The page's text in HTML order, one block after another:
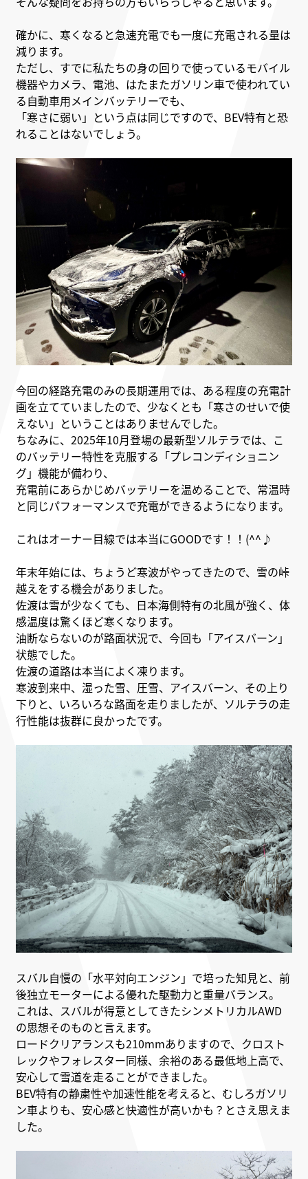
確かに、寒くなると急速充電でも一度に充電される量は
減ります。
ただし、すでに私たちの身の回りで使っているモバイル
機器やカメラ、電池、はたまたガソリン車で使われてい
る自動車用メインバッテリーでも、
「寒さに弱い」という点は同じですので、BEV特有と恐
れることはないでしょう。
今回の経路充電のみの長期運用では、ある程度の充電計
画を立てていましたので、少なくとも「寒さのせいで使
えない」ということはありませんでした。
ちなみに、2025年10月登場の最新型ソルテラでは、こ
のバッテリー特性を克服する「プレコンディショニン
グ」機能が備わり、
充電前にあらかじめバッテリーを温めることで、常温時
と同じパフォーマンスで充電ができるようになります。
これはオーナー目線では本当にGOODです！！(^^♪
年末年始には、ちょうど寒波がやってきたので、雪の峠
越えをする機会がありました。
佐渡は雪が少なくても、日本海側特有の北風が強く、体
感温度は驚くほど寒くなります。
油断ならないのが路面状況で、今回も「アイスバーン」
状態でした。
佐渡の道路は本当によく凍ります。
寒波到来中、湿った雪、圧雪、アイスバーン、その上り
下りと、いろいろな路面を走りましたが、ソルテラの走
行性能は抜群に良かったです。
スバル自慢の「水平対向エンジン」で培った知見と、前
後独立モーターによる優れた駆動力と重量バランス。
これは、スバルが得意としてきたシンメトリカルAWD
の思想そのものと言えます。
ロードクリアランスも210mmありますので、クロスト
レックやフォレスター同様、余裕のある最低地上高で、
安心して雪道を走ることができました。
BEV特有の静粛性や加速性能を考えると、むしろガソリ
ン車よりも、安心感と快適性が高いかも？とさえ思えま
した。